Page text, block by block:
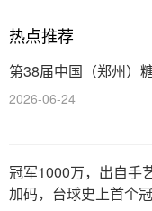
热点推荐
第38届中国（郑州）
2026-06-24
冠军1000万，出自手
加码，台球史上首个冠